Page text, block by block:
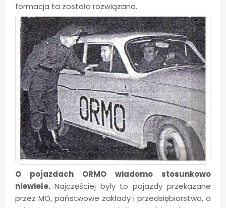
formacja ta została rozwiązana.
O pojazdach ORMO wiadomo stosunkowo
niewiele. Najczęściej były to pojazdy przekazane
przez MO, państwowe zakłady i przedsiębiorstwa, a